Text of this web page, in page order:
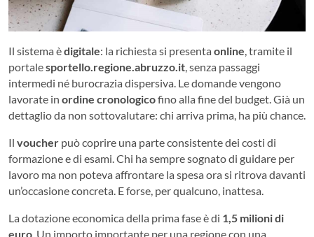
Il sistema èdigitale: la richiesta si presenta online, tramite il
portalesportello.regione.abruzzo.it, senza passaggi
intermedi né burocrazia dispersiva. Le domande vengono
lavorate in ordine cronologicofino alla fine del budget. Già un
dettaglio da non sottovalutare: chi arriva prima, ha più chance.
Il voucher può coprire una parte consistente dei costi di
formazione e di esami. Chi ha sempre sognato di guidare per
lavoro ma non poteva affrontare la spesa ora si ritrova davanti
un’occasione concreta. E forse, per qualcuno, inattesa.
La dotazione economica della prima fase è di 1,5 milioni di
euro . Un importo importante per una regione con una